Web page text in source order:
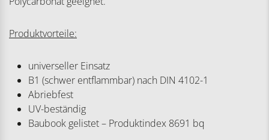
Produktvorteile:
universeller Einsatz
B1 (schwer entflammbar) nach DIN 4102-1
Abriebfest
UV-beständig
Baubook gelistet – Produktindex 8691 bq